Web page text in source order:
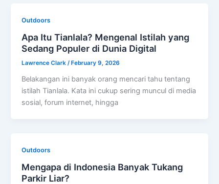
Outdoors
Apa Itu Tianlala? Mengenal Istilah yang
Sedang Populer di Dunia Digital
Lawrence Clark/ February 9, 2026
Belakangan ini banyak orang mencari tahu tentang
istilah Tianlala. Kata ini cukup sering muncul di media
sosial, forum internet, hingga
Outdoors
Mengapa di Indonesia Banyak Tukang
Parkir Liar?